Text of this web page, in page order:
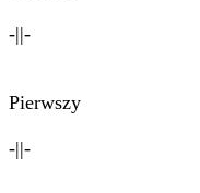
-||-
Pierwszy
-||-